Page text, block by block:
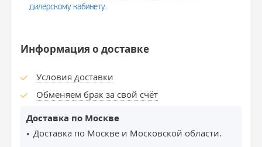
дилерскому кабинету.
Информация о доставке
Условия доставки
Обменяем брак за свой счёт
Доставка по Москве
Доставка по Москве и Московской области.